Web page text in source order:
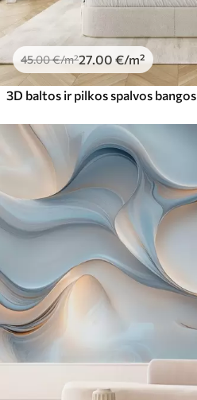
45.00€/m²27 .00 €/m²
3D baltos ir pilkos spalvos bangos